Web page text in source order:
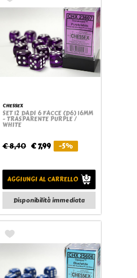
Quickview
CHESSEX
SET 12 DADI 6 FACCE (D6) 16MM
- TRASPARENTE PURPLE /
WHITE
€ 8,40 € 7,99 -5%
AGGIUNGI AL CARRELLO
Disponibilità immediata